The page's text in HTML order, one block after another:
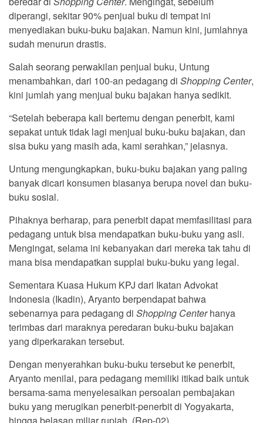
diperangi, sekitar 90% penjual buku di tempat ini
menyediakan buku-buku bajakan. Namun kini, jumlahnya
sudah menurun drastis.
Salah seorang perwakilan penjual buku, Untung
menambahkan, dari 100-an pedagang di Shopping Center,
kini jumlah yang menjual buku bajakan hanya sedikit.
“Setelah beberapa kali bertemu dengan penerbit, kami
sepakat untuk tidak lagi menjual buku-buku bajakan, dan
sisa buku yang masih ada, kami serahkan,” jelasnya.
Untung mengungkapkan, buku-buku bajakan yang paling
banyak dicari konsumen biasanya berupa novel dan buku-
buku sosial.
Pihaknya berharap, para penerbit dapat memfasilitasi para
pedagang untuk bisa mendapatkan buku-buku yang asli.
Mengingat, selama ini kebanyakan dari mereka tak tahu di
mana bisa mendapatkan supplai buku-buku yang legal.
Sementara Kuasa Hukum KPJ dari Ikatan Advokat
Indonesia (Ikadin), Aryanto berpendapat bahwa
sebenarnya para pedagang di Shopping Centerhanya
terimbas dari maraknya peredaran buku-buku bajakan
yang diperkarakan tersebut.
Dengan menyerahkan buku-buku tersebut ke penerbit,
Aryanto menilai, para pedagang memiliki itikad baik untuk
bersama-sama menyelesaikan persoalan pembajakan
buku yang merugikan penerbit-penerbit di Yogyakarta,